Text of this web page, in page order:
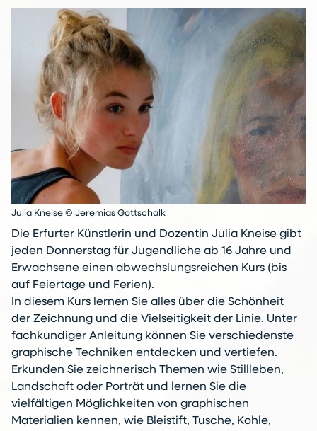
Julia Kneise © Jeremias Gottschalk
Die Erfurter Künstlerin und Dozentin Julia Kneise gibt
jeden Donnerstag für Jugendliche ab 16 Jahre und
Erwachsene einen abwechslungsreichen Kurs (bis
auf Feiertage und Ferien).
In diesem Kurs lernen Sie alles über die Schönheit
der Zeichnung und die Vielseitigkeit der Linie. Unter
fachkundiger Anleitung können Sie verschiedenste
graphische Techniken entdecken und vertiefen.
Erkunden Sie zeichnerisch Themen wie Stillleben,
Landschaft oder Porträt und lernen Sie die
vielfältigen Möglichkeiten von graphischen
Materialien kennen, wie Bleistift, Tusche, Kohle,